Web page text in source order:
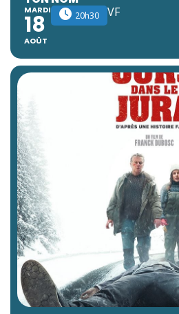
MARDI
18
AOÛT
20h30 VF